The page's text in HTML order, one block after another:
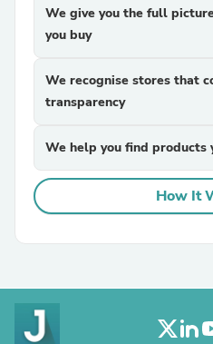
We give you the full
you buy
We recognise stores that
transparency
We help you find products
How It